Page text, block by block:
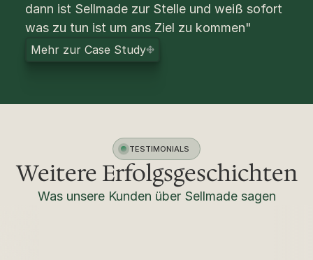
dann ist Sellmade zur Stelle und weiß sofort
was zu tun ist um ans Ziel zu kommen"
Mehr zur Case Study
TESTIMONIALS
Weitere Erfolgsgeschichten
Was unsere Kunden über Sellmade sagen